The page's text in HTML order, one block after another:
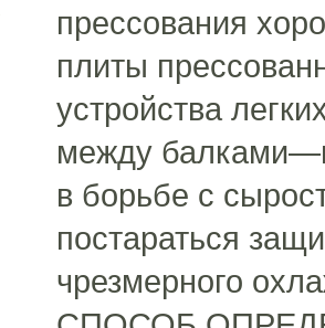
прессования
плиты
устройства
между
в борьбе с
постараться
чрезмерного